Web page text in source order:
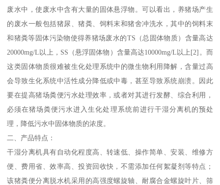
废水中，使废水中含有大量的固体悬浮物。可以看出，养猪场产生
的废水一般包括猪尿、猪粪、饲料末和猪舍冲洗水，其中的饲料末
和猪粪等固体污染物使得养猪场废水的TS（总固体物质）含量高达
20000mg/L以上，SS（悬浮固体物）含量高达10000mg/L以上[2]。而
这类固体物质很难被生化处理系统中的微生物利用降解，含量过高
会导致生化系统中活性成分降低或中毒，甚至导致系统崩溃。因此
要在提高猪场粪便污水处理效率，或者对其进行发酵、综合利用，
必须在猪场粪便污水进入生化处理系统前进行干湿分离机的预处
理，降低污水中固体物质的浓度。
二、产品特点：
干湿分离机具有自动化程度高、转速低、操作简单、安装、维修方
便、费用省、效率高、投资回收快，不需添加任何絮凝剂等特点；
该猪粪便分离脱水机采用的高强度螺旋轴、耐腐合金螺旋叶片、筛